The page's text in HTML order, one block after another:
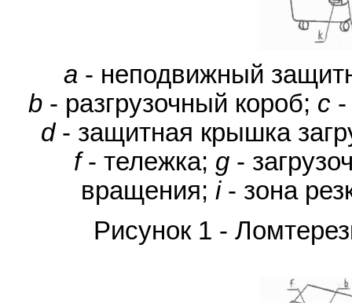
a - неподвижный
b- разгрузочный короб; c
d- защитная крышка
f- тележка; g -
вращения; i- зона
Рисунок 1 -